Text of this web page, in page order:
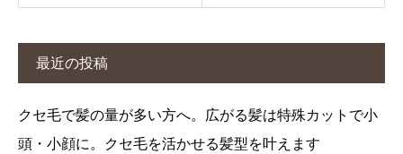
最近の投稿
クセ毛で髪の量が多い方へ。広がる髪は特殊カットで小
頭・小顔に。クセ毛を活かせる髪型を叶えます